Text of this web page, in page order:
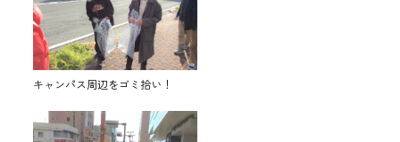
キャンパス周辺をゴミ拾い！